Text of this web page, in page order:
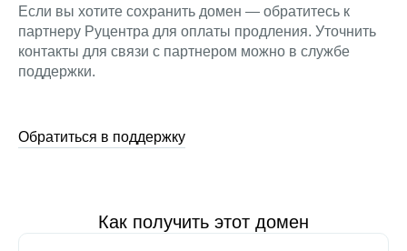
Если вы хотите сохранить домен — обратитесь к
партнеру Руцентра для оплаты продления. Уточнить
контакты для связи с партнером можно в службе
поддержки.
Обратиться в поддержку
Как получить этот домен